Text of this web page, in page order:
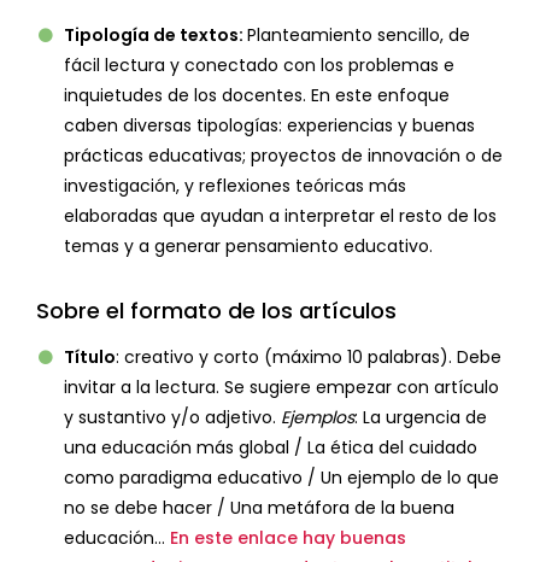
Tipología de textos: Planteamiento sencillo, de
fácil lectura y conectado con los problemas e
inquietudes de los docentes. En este enfoque
caben diversas tipologías: experiencias y buenas
prácticas educativas; proyectos de innovación o de
investigación, y reflexiones teóricas más
elaboradas que ayudan a interpretar el resto de los
temas y a generar pensamiento educativo.
Sobre el formato de los artículos
Título: creativo y corto (máximo 10 palabras). Debe
invitar a la lectura. Se sugiere empezar con artículo
y sustantivo y/o adjetivo. Ejemplos: La urgencia de
una educación más global / La ética del cuidado
como paradigma educativo / Un ejemplo de lo que
no se debe hacer / Una metáfora de la buena
educación… En este enlace hay buenas